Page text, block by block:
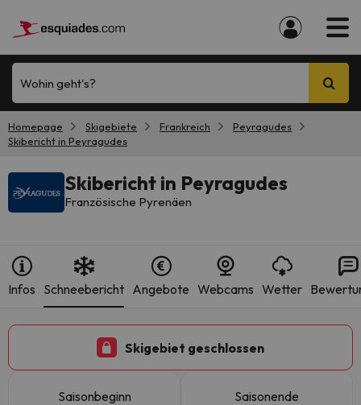
Wohin geht's?
Homepage Skigebiete Frankreich
Peyragudes
Skibericht in Peyragudes
Skibericht in Peyragudes
Französische Pyrenäen
Infos Schneebericht Angebote Webcams Wetter
Skigebiet geschlossen
Saisonbeginn Saisonende